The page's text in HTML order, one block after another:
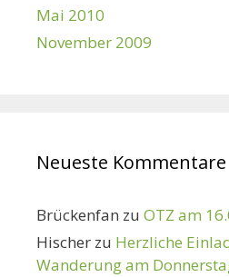
Mai 2010
November 2009
Neueste Kommentare
Brückenfan zu OTZ am
Hischer zu Herzliche
Wanderung am